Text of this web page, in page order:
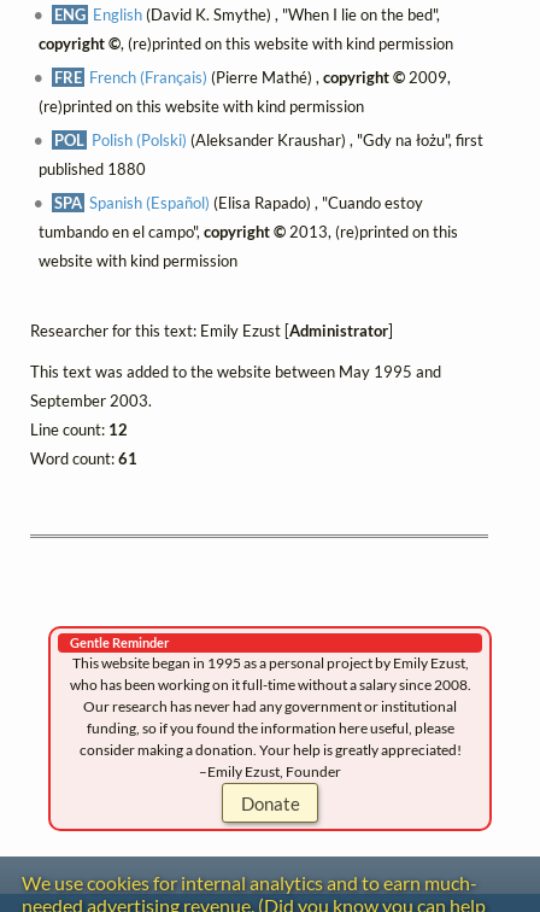
ENG English(David K. Smythe) , "When I lie on the bed",
copyright ©, (re)printed on this website with kind permission
FRE French (Français) (Pierre Mathé) ,copyright © 2009,
(re)printed on this website with kind permission
POL Polish (Polski) (Aleksander Kraushar) , "Gdy na łożu", first
published 1880
SPA Spanish (Español) (Elisa Rapado) , "Cuando estoy
tumbando en el campo",copyright ©2013, (re)printed on this
website with kind permission
Researcher for this text: Emily Ezust [Administrator]
This text was added to the website between May 1995 and
September 2003.
Line count: 12
Word count:61
Gentle Reminder
This website began in 1995 as a personal project by Emily Ezust,
who has been working on it full-time without a salary since 2008.
Our research has never had any government or institutional
funding, so if you found the information here useful, please
consider making a donation. Your help is greatly appreciated!
–Emily Ezust, Founder
Donate
We use cookies for internal analytics and to earn much-
needed advertising revenue. (Did you know you can help